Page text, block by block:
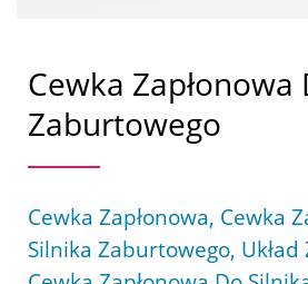
Cewka Zapłonowa
Zaburtowego
Cewka Zapłonowa, Cewka
Silnika Zaburtowego, Układ